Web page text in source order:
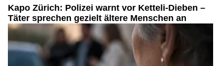
Kapo Zürich: Polizei warnt vor Ketteli-Dieben –
Täter sprechen gezielt ältere Menschen an